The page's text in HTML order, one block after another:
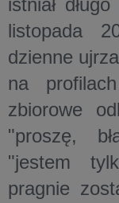
istniał
listopada
dzienne
na
zbiorowe
"proszę,
"jestem
pragnie